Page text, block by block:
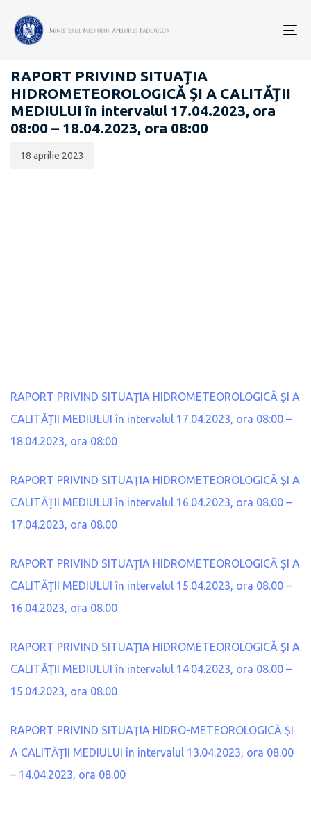
RAPOARTE ZILNICE STAREA MEDIULUI
RAPORT PRIVIND SITUAŢIA
HIDROMETEOROLOGICĂ ŞI A CALITĂŢII
MEDIULUI în intervalul 17.04.2023, ora
08:00 – 18.04.2023, ora 08:00
publicării:
18 aprilie 2023
RAPORT PRIVIND SITUAŢIA HIDROMETEOROLOGICĂ ŞI A
CALITĂŢII MEDIULUI în intervalul 17.04.2023, ora 08:00 –
18.04.2023, ora 08:00
RAPORT PRIVIND SITUAŢIA HIDROMETEOROLOGICĂ ŞI A
CALITĂŢII MEDIULUI în intervalul 16.04.2023, ora 08.00 –
17.04.2023, ora 08.00
RAPORT PRIVIND SITUAŢIA HIDROMETEOROLOGICĂ ŞI A
CALITĂŢII MEDIULUI în intervalul 15.04.2023, ora 08.00 –
16.04.2023, ora 08.00
RAPORT PRIVIND SITUAŢIA HIDROMETEOROLOGICĂ ŞI A
CALITĂŢII MEDIULUI în intervalul 14.04.2023, ora 08.00 –
15.04.2023, ora 08.00
RAPORT PRIVIND SITUAŢIA HIDRO-METEOROLOGICĂ ŞI
A CALITĂŢII MEDIULUI în intervalul 13.04.2023, ora 08.00
– 14.04.2023, ora 08.00